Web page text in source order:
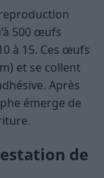
500 œufs
à 15. Ces œufs
et se collent
Après
émerge de
de